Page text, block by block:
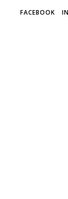
FACEBOOK